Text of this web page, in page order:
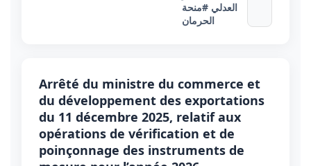
العدلي #منحة
الحرمان
Arrêté du ministre du commerce et
du développement des exportations
du 11 décembre 2025, relatif aux
opérations de vérification et de
poinçonnage des instruments de